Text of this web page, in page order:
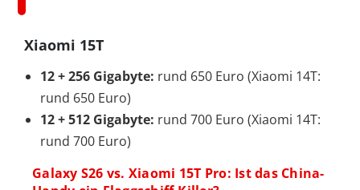
Xiaomi 15T
12 + 256 Gigabyte: rund 650 Euro (Xiaomi 14T:
rund 650 Euro)
12 + 512 Gigabyte: rund 700 Euro (Xiaomi 14T:
rund 700 Euro)
Galaxy S26 vs. Xiaomi 15T Pro: Ist das China-